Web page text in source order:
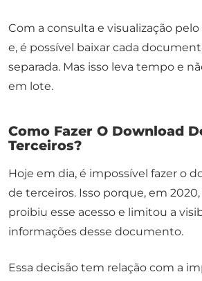
Com a consulta e visualização
e, é possível baixar cada
separada. Mas isso leva tempo e
em lote.
Como Fazer O Download
Terceiros?
Hoje em dia, é impossível fazer o
de terceiros. Isso porque, em 2020,
proibiu esse acesso e limitou a
informações desse documento.
Essa decisão tem relação com a